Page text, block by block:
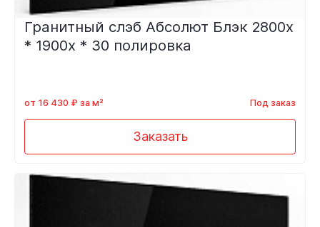
Гранитный слэб Абсолют Блэк 2800х
* 1900х * 30 полировка
от 16 430 ₽ за м² Под заказ
Заказать